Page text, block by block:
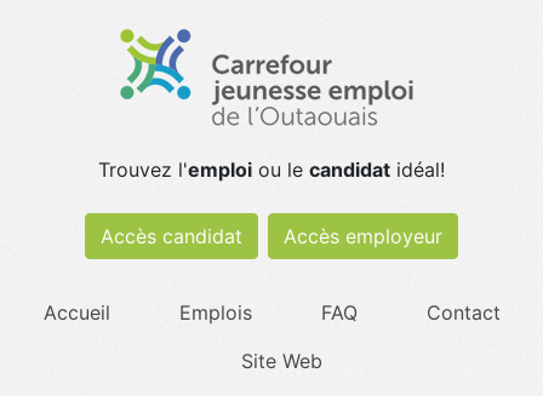
Trouvez l'emploi ou le candidat idéal!
Accès candidat Accès employeur
Accueil Emplois FAQ
Contact
Site Web